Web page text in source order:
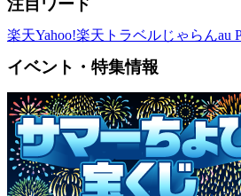
楽天Yahoo!楽天トラベルじゃらんau
イベント・特集情報